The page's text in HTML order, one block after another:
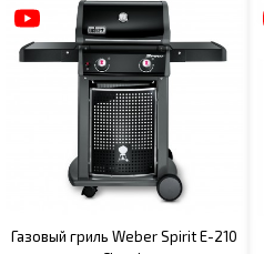
Газовый гриль Weber Spirit E-210